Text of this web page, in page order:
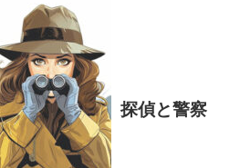
探偵と警察